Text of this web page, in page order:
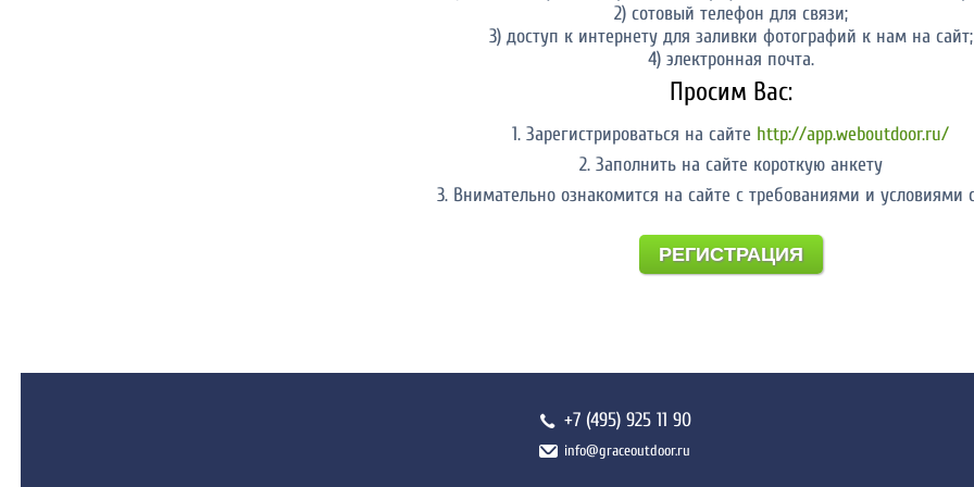
2) сотовый телефон для связи;
3) доступ к интернету для заливки фотографий к нам на сайт;
4) электронная почта.
Просим Вас:
1. Зарегистрироваться на сайте http://app.weboutdoor.ru/
2. Заполнить на сайте короткую анкету
3. Внимательно ознакомится на сайте с требованиями и условиями
РЕГИСТРАЦИЯ
+7 (495) 925 11 90
info@graceoutdoor.ru